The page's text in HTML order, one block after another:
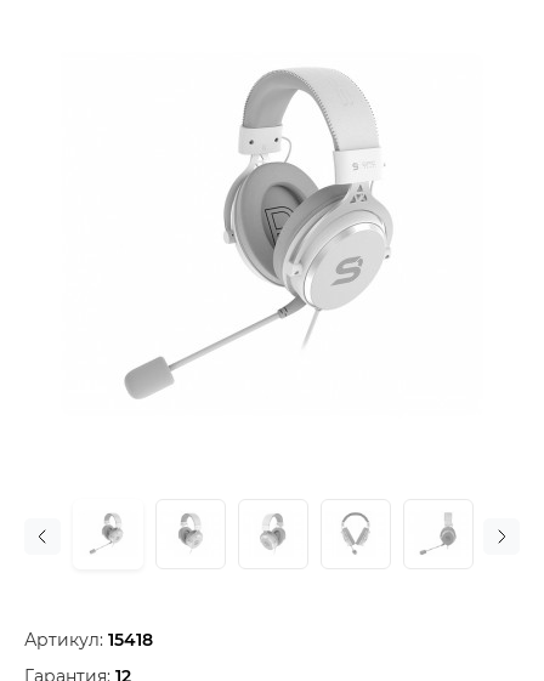
Артикул: 15418
Гарантия: 12